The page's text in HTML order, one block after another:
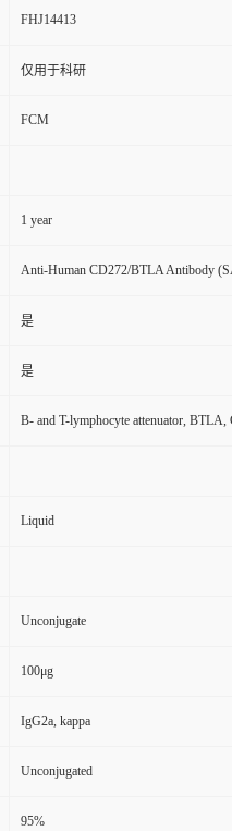
FHJ14413
仅用于科研
FCM
1 year
Anti-Human CD272/BTLA Antibody
是
是
B- and T-lymphocyte attenuator, BTLA,
Liquid
Unconjugate
100μg
IgG2a, kappa
Unconjugated
95%